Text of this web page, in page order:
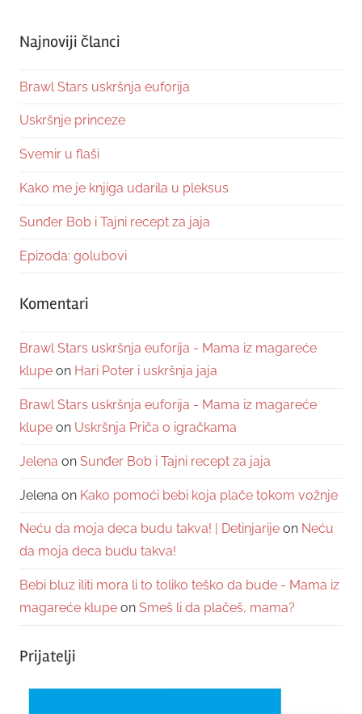
Najnoviji članci
Brawl Stars uskršnja euforija
Uskršnje princeze
Svemir u flaši
Kako me je knjiga udarila u pleksus
Sunđer Bob i Tajni recept za jaja
Epizoda: golubovi
Komentari
Brawl Stars uskršnja euforija - Mama iz magareće
klupe on Hari Poter i uskršnja jaja
Brawl Stars uskršnja euforija - Mama iz magareće
klupe on Uskršnja Priča o igračkama
Jelena on Sunđer Bob i Tajni recept za jaja
Jelena on Kako pomoći bebi koja plače tokom vožnje
Neću da moja deca budu takva! | Detinjarije on Neću
da moja deca budu takva!
Bebi bluz iliti mora li to toliko teško da bude - Mama iz
magareće klupe on Smeš li da plačeš, mama?
Prijatelji